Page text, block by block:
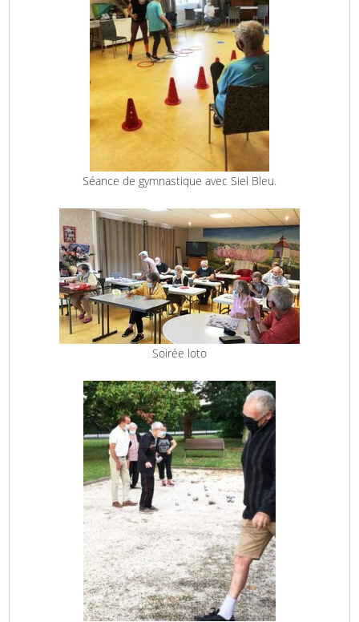
Séance de gymnastique avec Siel Bleu.
Soirée loto